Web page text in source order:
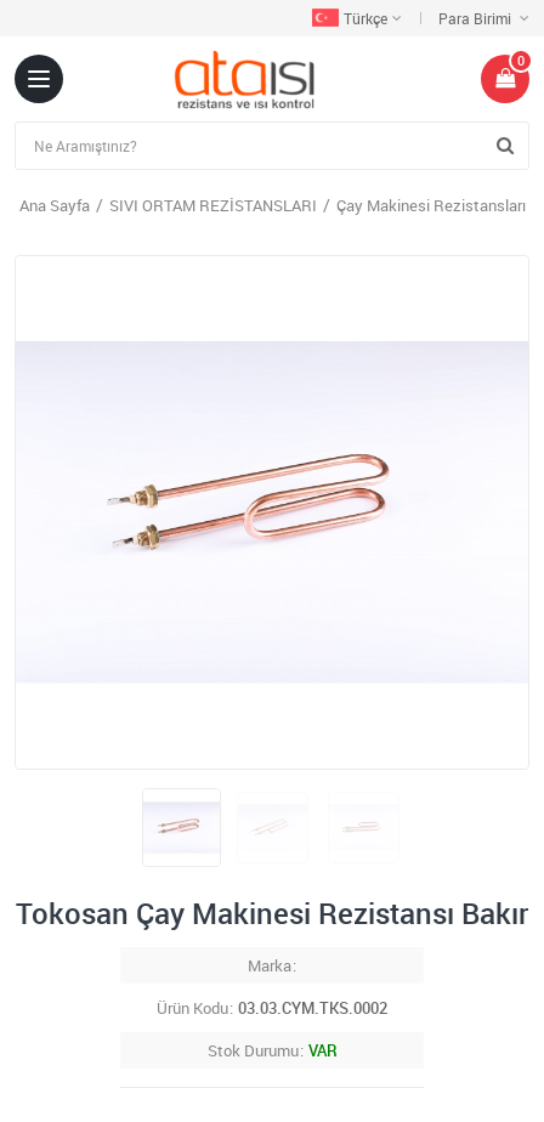
Türkçe Para Birimi
0
Ana Sayfa SIVI ORTAM REZİSTANSLARI Çay Makinesi Rezistansları
Tokosan Çay Makinesi Rezistansı Bakır
Marka
Ürün Kodu 03.03.CYM.TKS.0002
Stok Durumu VAR